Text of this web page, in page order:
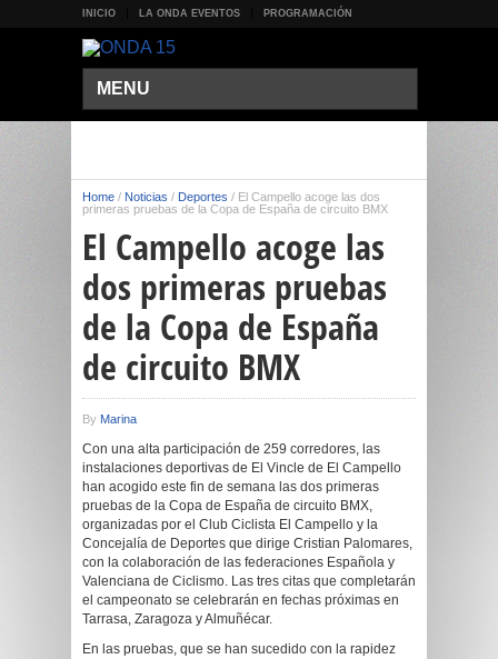
INICIO LA ONDA EVENTOS PROGRAMACIÓN
MENU
Home / Noticias / Deportes / El Campello acoge las dos
primeras pruebas de la Copa de España de circuito BMX
El Campello acoge las
dos primeras pruebas
de la Copa de España
de circuito BMX
By Marina
Con una alta participación de 259 corredores, las
instalaciones deportivas de El Vincle de El Campello
han acogido este fin de semana las dos primeras
pruebas de la Copa de España de circuito BMX,
organizadas por el Club Ciclista El Campello y la
Concejalía de Deportes que dirige Cristian Palomares,
con la colaboración de las federaciones Española y
Valenciana de Ciclismo. Las tres citas que completarán
el campeonato se celebrarán en fechas próximas en
Tarrasa, Zaragoza y Almuñécar.
En las pruebas, que se han sucedido con la rapidez